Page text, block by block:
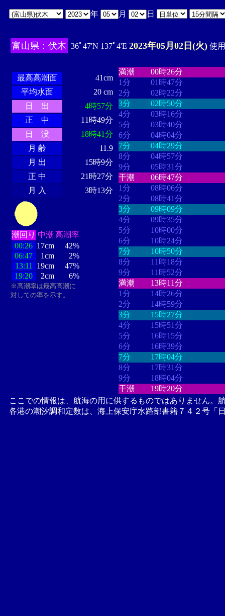
年 月 日
富山県：伏木 36ﾟ47'N 137ﾟ4'E 2023年05月02日(火) 使
最高高潮面
41cm
平均水面
20 cm
日 出
4時57分
正 中
11時49分
日 没
18時41分
月 齢
11.9
月 出
15時9分
正 中
21時27分
月 入
3時13分
潮回り 中潮 高潮率
00:26 17cm
42%
06:47
1cm
2%
13:11
19cm
47%
19:20
2cm 6%
※高潮率は最高高潮に
対しての率を示す。
満潮
00時26分
1分
01時47分
2分
02時22分
3分
02時50分
4分
03時16分
5分
03時40分
6分
04時04分
7分
04時29分
8分
04時57分
9分
05時31分
干潮
06時47分
1分
08時06分
2分
08時41分
3分
09時09分
4分
09時35分
5分
10時00分
6分
10時24分
7分
10時50分
8分
11時18分
9分
11時52分
満潮
13時11分
1分
14時26分
2分
14時59分
3分
15時27分
4分
15時51分
5分
16時15分
6分
16時39分
7分
17時04分
8分
17時31分
9分
18時04分
干潮
19時20分
ここでの情報は、航海の用に供するものではありません。
各港の潮汐調和定数は、海上保安庁水路部書籍７４２号「